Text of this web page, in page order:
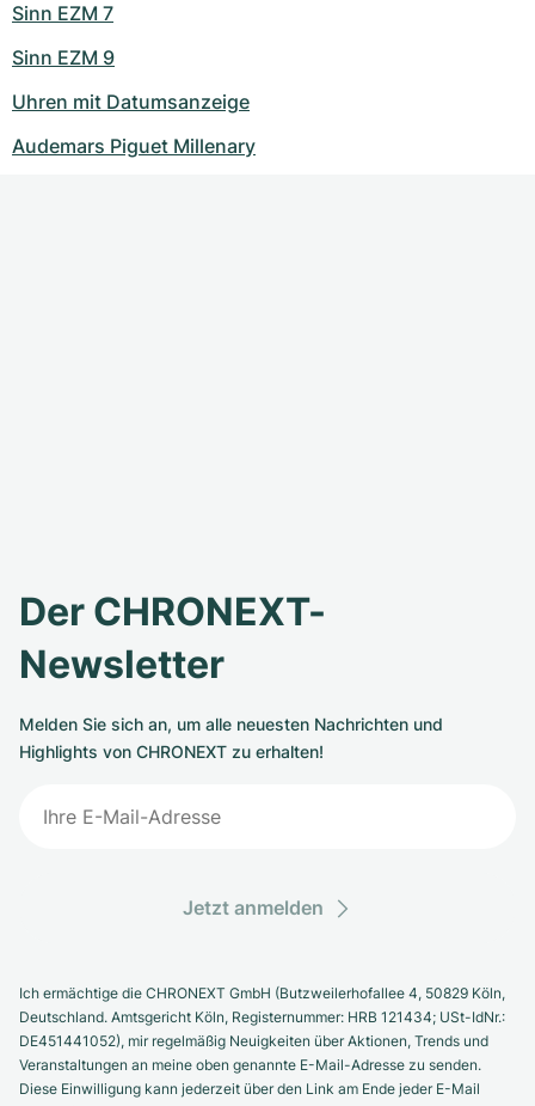
Sinn EZM 7
Sinn EZM 9
Uhren mit Datumsanzeige
Audemars Piguet Millenary
Der CHRONEXT-
Newsletter
Melden Sie sich an, um alle neuesten Nachrichten und
Highlights von CHRONEXT zu erhalten!
Jetzt anmelden
Ich ermächtige die CHRONEXT GmbH (Butzweilerhofallee 4, 50829 Köln,
Deutschland. Amtsgericht Köln, Registernummer: HRB 121434; USt-IdNr.:
DE451441052), mir regelmäßig Neuigkeiten über Aktionen, Trends und
Veranstaltungen an meine oben genannte E-Mail-Adresse zu senden.
Diese Einwilligung kann jederzeit über den Link am Ende jeder E-Mail